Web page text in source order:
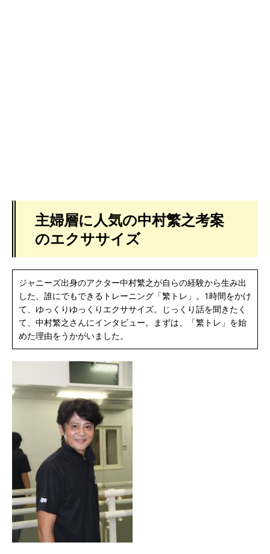
主婦層に人気の中村繁之考案
のエクササイズ
ジャニーズ出身のアクター中村繁之が自らの経験から生み出
した、誰にでもできるトレーニング「繁トレ」。1時間をかけ
て、ゆっくりゆっくりエクササイズ。じっくり話を聞きたく
て、中村繁之さんにインタビュー。まずは、「繁トレ」を始
めた理由をうかがいました。